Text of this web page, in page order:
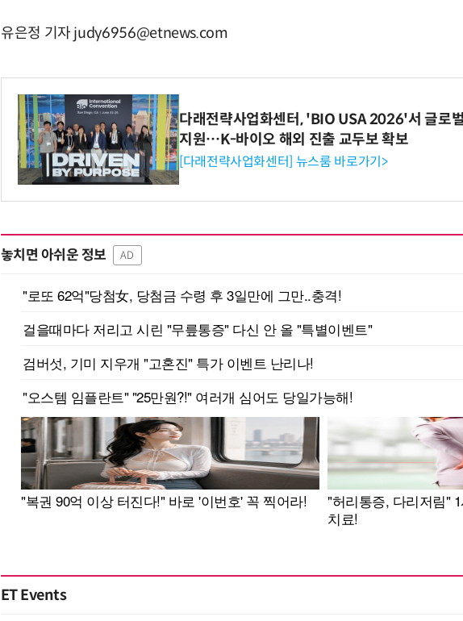
유은정 기자 judy6956@etnews.com
다래전략사업화센터, 'BIO USA 2026'서 글로
지원…K-바이오 해외 진출 교두보 확보
[다래전략사업화센터] 뉴스룸 바로가기>
놓치면 아쉬운 정보 AD
ET Events